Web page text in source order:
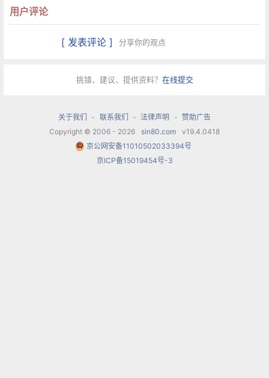
用户评论
[ 发表评论 ] 分享你的观点
挑错、建议、提供资料？ 在线提交
关于我们 - 联系我们 - 法律声明 - 赞助广告
Copyright © 2006 - 2026
sin80.com
v19.4.0418
京公网安备11010502033394号
京ICP备15019454号-3